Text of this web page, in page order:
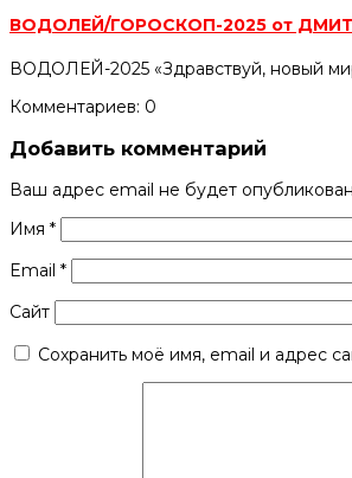
ВОДОЛЕЙ/ГОРОСКОП-2025 от
ВОДОЛЕЙ-2025 «Здравствуй, новый
Комментариев: 0
Добавить комментарий
Ваш адрес email не будет
Имя *
Email *
Сайт
Сохранить моё имя, email и адрес